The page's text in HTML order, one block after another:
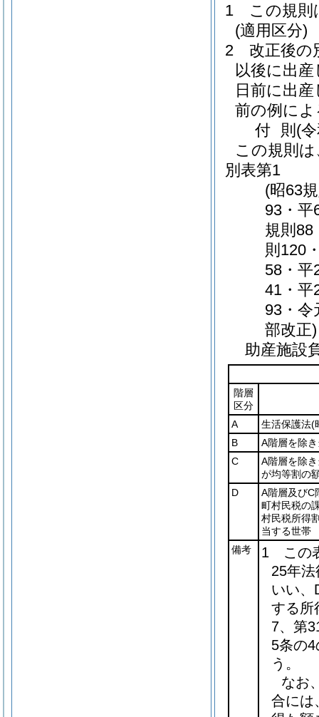
1
この規則
(適用区分)
2
改正後の
以後に出
日前に出
前の例によ
付 則 (
この規則
別表第1
(昭63
93・平
規則88
則120
58・平
41・平
93・令
部改正)
助産施設
階層
区分
A
生活保護法(
B
A階層を除
C
A階層を除
が均等割の
D
A階層及びC
町村民税の
村民税所得
当する世帯
備考
1 この
25年
いい、
する所
7、第
5条の
う。
なお
合には